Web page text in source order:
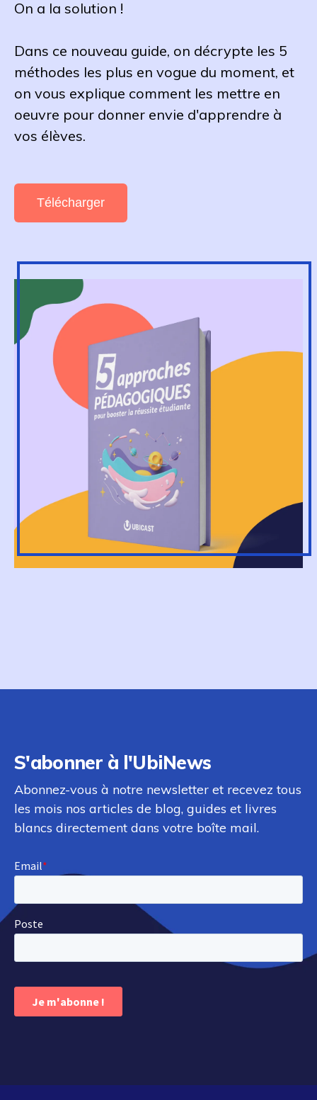
On a la solution !
Dans ce nouveau guide, on décrypte les 5
méthodes les plus en vogue du moment, et
on vous explique comment les mettre en
oeuvre pour donner envie d'apprendre à
vos élèves.
Télécharger
S'abonner à l'UbiNews
Abonnez-vous à notre newsletter et recevez tous
les mois nos articles de blog, guides et livres
blancs directement dans votre boîte mail.